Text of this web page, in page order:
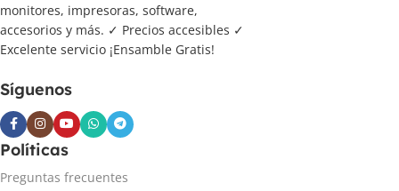
monitores, impresoras, software,
accesorios y más. ✓ Precios accesibles ✓
Excelente servicio ¡Ensamble Gratis!
Síguenos
Políticas
Preguntas frecuentes